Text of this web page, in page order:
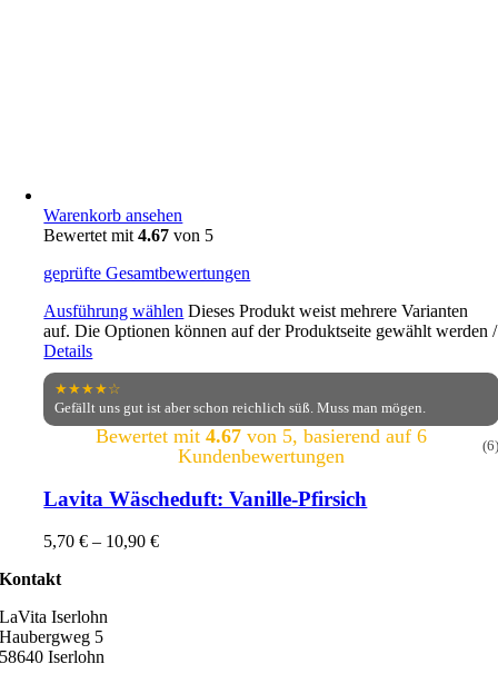
Warenkorb ansehen
Bewertet mit4.67 von 5
geprüfte Gesamtbewertungen
Ausführung wählen Dieses Produkt weist mehrere Varianten
auf. Die Optionen können auf der Produktseite gewählt werden/
Details
★★★★☆
Gefällt uns gut ist aber schon reichlich süß. Muss man mögen.
Bewertet mit 4.67von 5, basierend auf 6
Kundenbewertungen
(6)
Lavita Wäscheduft: Vanille-Pfirsich
5,70€ – 10,90€
Kontakt
LaVita Iserlohn
Haubergweg 5
58640 Iserlohn